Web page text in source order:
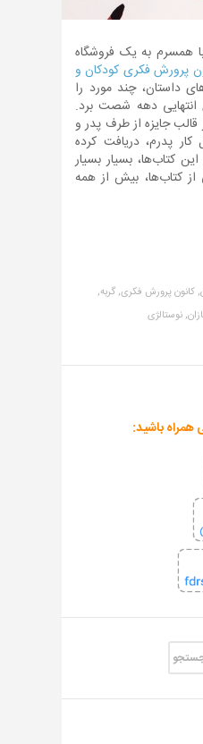
همسرم به یک فروشگاه
پرورش فکری کودکان و
داستان، چند مورد را
انتهایی دهه شصت برد.
قالب جایزه از طرف پدر و
پدرم، دریافت کرده
کتاب‌ها، بسیار بسیار
کتاب‌ها، بیش از همه
کانون پرورش فکری,گربه,
نوستالژی
همراه باشید: